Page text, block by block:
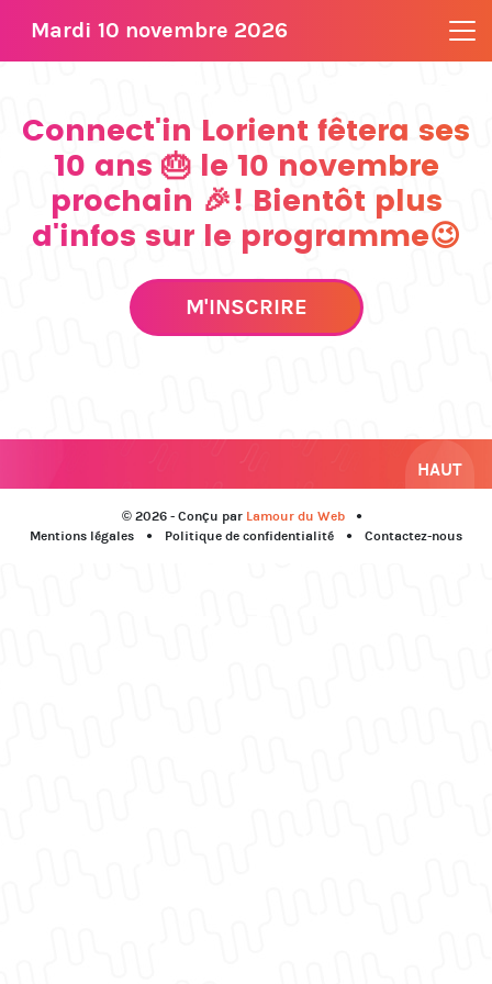
Mardi 10 novembre 2026
Connect'in Lorient fêtera ses
10 ans 🎂 le 10 novembre
prochain 🎉! Bientôt plus
d'infos sur le programme😉
M'INSCRIRE
HAUT
© 2026 - Conçu par Lamour du Web
Mentions légales
Politique de confidentialité Contactez-nous